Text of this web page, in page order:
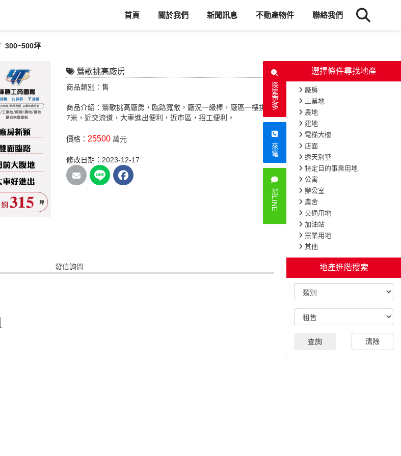
首頁 關於我們 新聞訊息 不動產物件 聯絡我們
選擇條件尋找地產
廠房
工業地
農地
建地
電梯大樓
店面
透天別墅
特定目的事業用地
公寓
辦公室
農舍
交通用地
加油站
窯業用地
其他
地產進階搜索
查詢 清除
探索更多
來電
加LINE
300~500坪
鶯歌挑高廠房
商品類別：售
商品介紹：鶯歌挑高廠房，臨路寬敞，廠況一級棒，廠區一樓挑高
7米，近交流道，大車進出便利，近市區，招工便利。
價格： 25500 萬元
修改日期：2023-12-17
發信詢問